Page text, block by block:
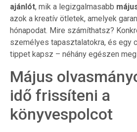
ajánlót, mik a legizgalmasabb
azok a kreatív ötletek, amelyek
hónapodat. Mire számíthatsz?
személyes tapasztalatokra, és egy
tippet kapsz – néhány egészen
Május
idő frissíteni a
könyvespolcot